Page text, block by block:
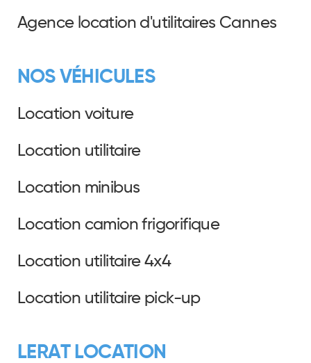
Agence location d'utilitaires Cannes
NOS VÉHICULES
Location voiture
Location utilitaire
Location minibus
Location camion frigorifique
Location utilitaire 4x4
Location utilitaire pick-up
LERAT LOCATION